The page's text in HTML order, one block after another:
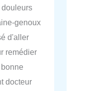
douleurs
genoux
d'aller
remédier
docteur